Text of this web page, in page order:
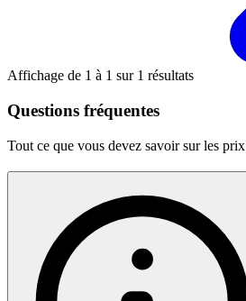
Affichage de 1 à 1 sur 1 résultats
Questions fréquentes
Tout ce que vous devez savoir sur les